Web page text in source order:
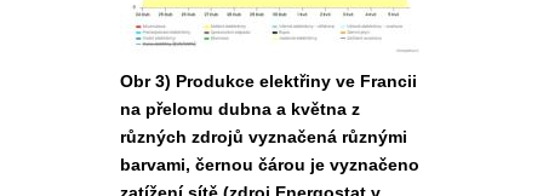
Obr 3) Produkce elektřiny ve Francii
na přelomu dubna a května z
různých zdrojů vyznačená různými
barvami, černou čárou je vyznačeno